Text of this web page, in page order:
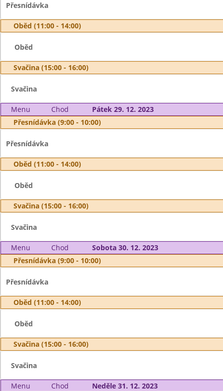
Přesnídávka
Oběd (11:00 - 14:00)
Oběd
Svačina (15:00 - 16:00)
Svačina
Menu Chod
Pátek 29. 12. 2023
Přesnídávka (9:00 - 10:00)
Přesnídávka
Oběd (11:00 - 14:00)
Oběd
Svačina (15:00 - 16:00)
Svačina
Menu Chod
Sobota 30. 12. 2023
Přesnídávka (9:00 - 10:00)
Přesnídávka
Oběd (11:00 - 14:00)
Oběd
Svačina (15:00 - 16:00)
Svačina
Menu Chod
Neděle 31. 12. 2023